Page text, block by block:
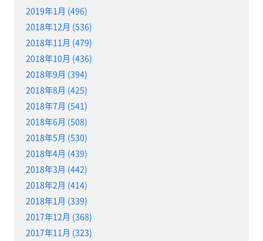
2019年1月 (496)
2018年12月 (536)
2018年11月 (479)
2018年10月 (436)
2018年9月 (394)
2018年8月 (425)
2018年7月 (541)
2018年6月 (508)
2018年5月 (530)
2018年4月 (439)
2018年3月 (442)
2018年2月 (414)
2018年1月 (339)
2017年12月 (368)
2017年11月 (323)